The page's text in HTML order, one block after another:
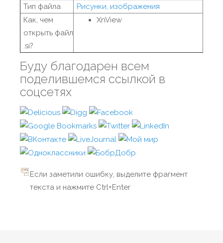
Тип файла
Рисунки, изображения
Как, чем
открыть файл
.si?
XnView
Буду благодарен всем
поделившемся ссылкой в
соцсетях
Если заметили ошибку, выделите фрагмент
текста и нажмите Ctrl+Enter